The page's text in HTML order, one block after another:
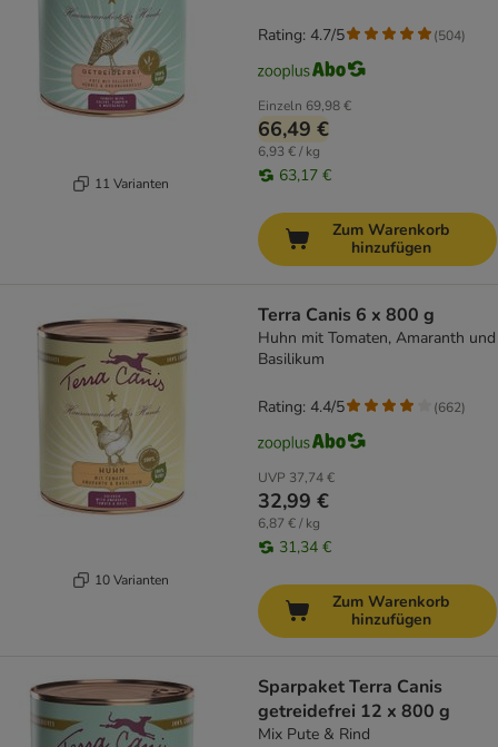
11 Varianten
Einzeln 69,98 €
66,49 €
6,93 € / kg
63,17 €
Rating: 4.7/5 (504)
Zum Warenkorb
hinzufügen
10 Varianten
Terra Canis 6 x 800 g
Huhn mit Tomaten, Amaranth und
Basilikum
UVP 37,74 €
32,99 €
6,87 € / kg
31,34 €
Rating: 4.4/5 (662)
Zum Warenkorb
hinzufügen
Sparpaket Terra Canis
getreidefrei 12 x 800 g
Mix Pute & Rind